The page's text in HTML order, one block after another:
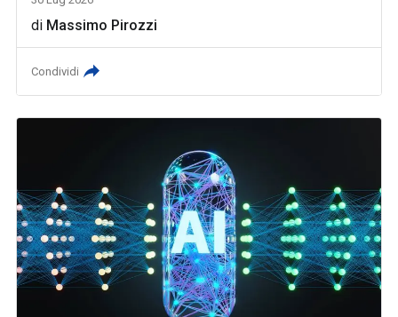
di Massimo Pirozzi
Condividi